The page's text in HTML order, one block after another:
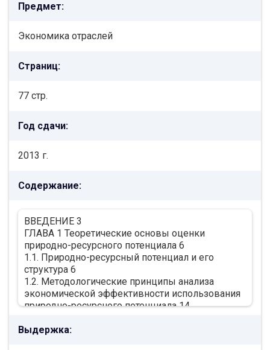
Предмет:
Экономика отраслей
Страниц:
77 стр.
Год сдачи:
2013 г.
Содержание:
ВВЕДЕНИЕ 3
ГЛАВА 1 Теоретические основы оценки
природно-ресурсного потенциала 6
1.1. Природно-ресурсный потенциал и его
структура 6
1.2. Методологические принципы анализа
экономической эффективности использования
природно-ресурсного потенциала 14
ИСПОЛЬЗОВАНИЯ ПРИРОДНО-РЕСУРСНОГО
Выдержка: